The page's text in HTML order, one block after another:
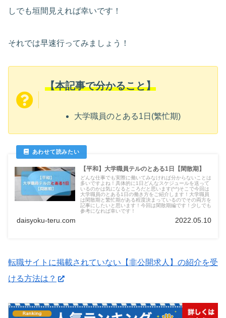
しでも垣間見えれば幸いです！
それでは早速行ってみましょう！
【本記事で分かること】
大学職員のとある1日(繁忙期)
【平和】大学職員テルのとある1日【閑散期】
どんな仕事でも実際に働いてみなければ分からないことは
多いですよね！具体的に1日どんなスケジュールを送って
いるのかは気になるところだと思います(^^)そこで今回は
大学職員のとある1日の働き方をご紹介します！大学職員
は閑散期と繁忙期がある程度決まっているのでその両方を
記事にしたいと思います！今回は閑散期編です！少しでも
参考になれば幸いです！
daisyoku-teru.com 2022.05.10
転職サイトに掲載されていない【非公開求人】の紹介を受
ける方法は？